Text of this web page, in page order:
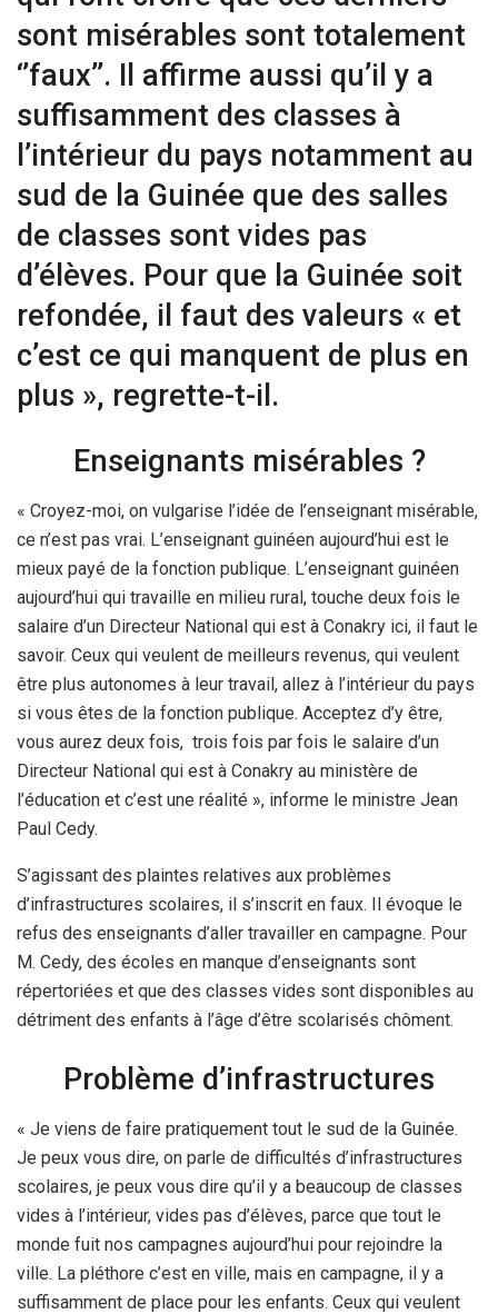
sont misérables sont totalement
‘’faux’’. Il affirme aussi qu’il y a
suffisamment des classes à
l’intérieur du pays notamment au
sud de la Guinée que des salles
de classes sont vides pas
d’élèves. Pour que la Guinée soit
refondée, il faut des valeurs « et
c’est ce qui manquent de plus en
plus », regrette-t-il.
Enseignants misérables ?
« Croyez-moi, on vulgarise l’idée de l’enseignant misérable,
ce n’est pas vrai. L’enseignant guinéen aujourd’hui est le
mieux payé de la fonction publique. L’enseignant guinéen
aujourd’hui qui travaille en milieu rural, touche deux fois le
salaire d’un Directeur National qui est à Conakry ici, il faut le
savoir. Ceux qui veulent de meilleurs revenus, qui veulent
être plus autonomes à leur travail, allez à l’intérieur du pays
si vous êtes de la fonction publique. Acceptez d’y être,
vous aurez deux fois, trois fois par fois le salaire d’un
Directeur National qui est à Conakry au ministère de
l’éducation et c’est une réalité », informe le ministre Jean
Paul Cedy.
S’agissant des plaintes relatives aux problèmes
d’infrastructures scolaires, il s’inscrit en faux. Il évoque le
refus des enseignants d’aller travailler en campagne. Pour
M. Cedy, des écoles en manque d’enseignants sont
répertoriées et que des classes vides sont disponibles au
détriment des enfants à l’âge d’être scolarisés chôment.
Problème d’infrastructures
« Je viens de faire pratiquement tout le sud de la Guinée.
Je peux vous dire, on parle de difficultés d’infrastructures
scolaires, je peux vous dire qu’il y a beaucoup de classes
vides à l’intérieur, vides pas d’élèves, parce que tout le
monde fuit nos campagnes aujourd’hui pour rejoindre la
ville. La pléthore c’est en ville, mais en campagne, il y a
suffisamment de place pour les enfants. Ceux qui veulent